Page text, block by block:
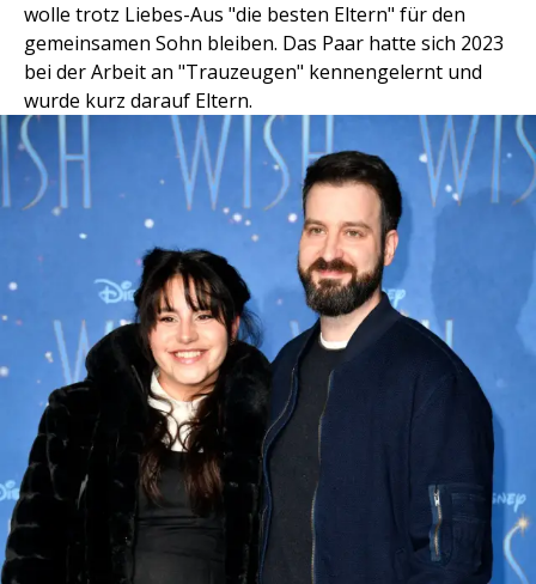
wolle trotz Liebes-Aus "die besten Eltern" für den
gemeinsamen Sohn bleiben. Das Paar hatte sich 2023
bei der Arbeit an "Trauzeugen" kennengelernt und
wurde kurz darauf Eltern.